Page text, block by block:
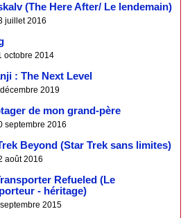
(The Here After/ Le lendemain)
juillet 2016
octobre 2014
: The Next Level
décembre 2019
de mon grand-père
septembre 2016
Beyond (Star Trek sans limites)
août 2016
Refueled (Le
- héritage)
septembre 2015